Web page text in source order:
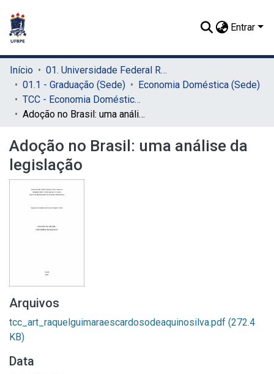
Entrar
Início
01. Universidade Federal Rural de Pernambuco - UFRPE (Sede)
01.1 - Graduação (Sede)
Economia Doméstica (Sede)
TCC - Economia Doméstica (Sede)
Adoção no Brasil: uma análise da legislação
Adoção no Brasil: uma análise da
legislação
Arquivos
tcc_art_raquelguimaraescardosodeaquinosilva.pdf (272.4
KB)
Data